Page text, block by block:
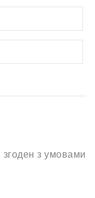
згоден з умовами